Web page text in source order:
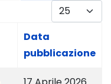
Visualizza #
Data
pubblicazione